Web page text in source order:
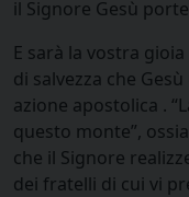
il Signore Gesù
E sarà la vostra
di salvezza che
azione apostolica .
questo monte”,
che il Signore
dei fratelli di cui vi